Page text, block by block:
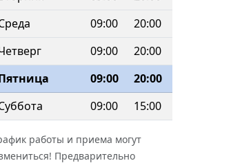
09:00
20:00
09:00
20:00
09:00
20:00
09:00 15:00
работы и приема могут
Предварительно